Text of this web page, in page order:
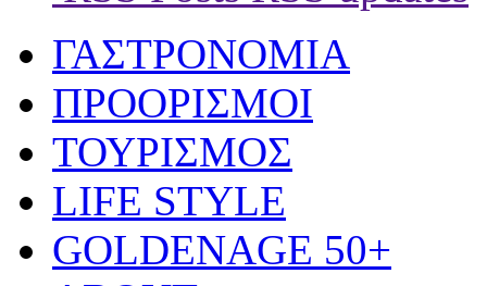
ΓΑΣΤΡΟΝΟΜΙΑ
ΠΡΟΟΡΙΣΜΟΙ
ΤΟΥΡΙΣΜΟΣ
LIFE STYLE
GOLDENAGE 50+